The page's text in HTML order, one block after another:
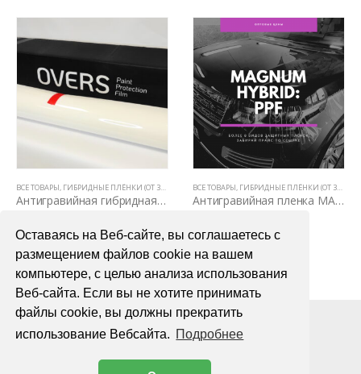
Оставаясь на Веб-сайте, вы соглашаетесь с
размещением файлов cookie на вашем
компьютере, с целью анализа использования
Веб-сайта. Если вы не хотите принимать
файлы cookie, вы должны прекратить
использование Вебсайта. Подробнее
НА КУЗОВЕ)
ПОЛИУРЕТАНОВЫЕ ПЛЕНКИ PPF (5 ЛЕТ, НЕ ВИДНЫ НА КУЗОВЕ)ПОЛИУРЕТАНОВЫЕ ПЛЕНКИ PPF (5 ЛЕТ, НЕ
ВСЕ ТОВАРЫ, ГИБРИДНЫЕ ПЛЁНКИ (ОТ 3Х ЛЕТ) ЗАЩИТНЫЕ АНТИГРАВИЙНЫЕ ПЛЕНКИ ДЛЯ
Антигравийная гибридная пленка Overs Gloss Hybrid 1,52м х 1м
В КОРЗИНУ
ВСЕ ТОВАРЫ, ГИБРИДНЫЕ ПЛЁНКИ (ОТ 3Х ЛЕТ)
Антигравийная пленка MAGNUM HYBRID 1,52м
В КОРЗИНУ